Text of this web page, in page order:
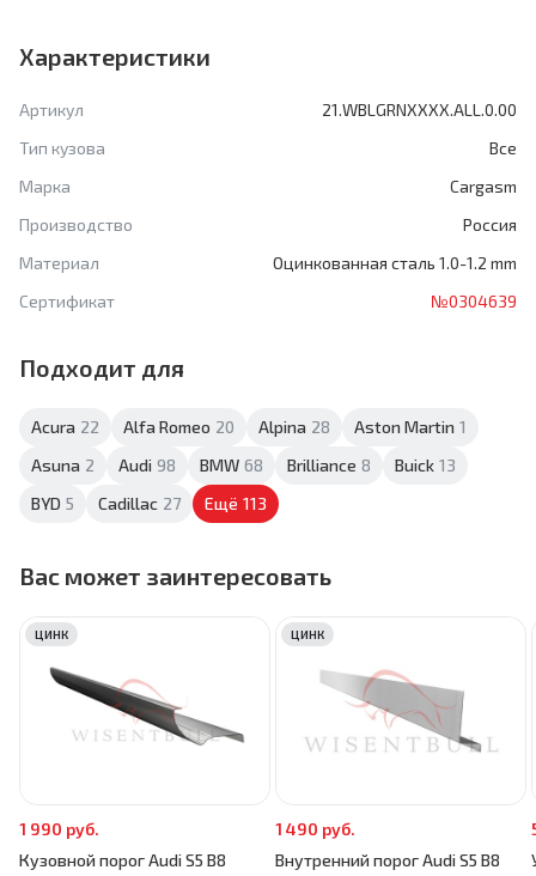
Характеристики
Артикул
21.WBLGRNXXXX.ALL.0.00
Тип кузова
Все
Марка
Cargasm
Производство
Россия
Материал
Оцинкованная сталь 1.0-1.2 mm
Сертификат
№0304639
Подходит для
Acura 22 Alfa Romeo 20 Alpina 28 Aston Martin 1
Asuna 2 Audi 98 BMW 68 Brilliance 8 Buick 13
BYD 5 Cadillac 27 Ещё 113
Вас может заинтересовать
1 990 руб.
Кузовной порог Audi S5 B8
ЦИНК
1 490 руб.
Внутренний порог Audi S5 B8
ЦИНК